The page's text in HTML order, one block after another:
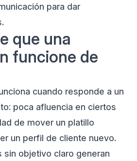
para dar
que una
funcione de
cuando responde a un
poca afluencia en ciertos
de mover un platillo
un perfil de cliente nuevo.
sin objetivo claro generan